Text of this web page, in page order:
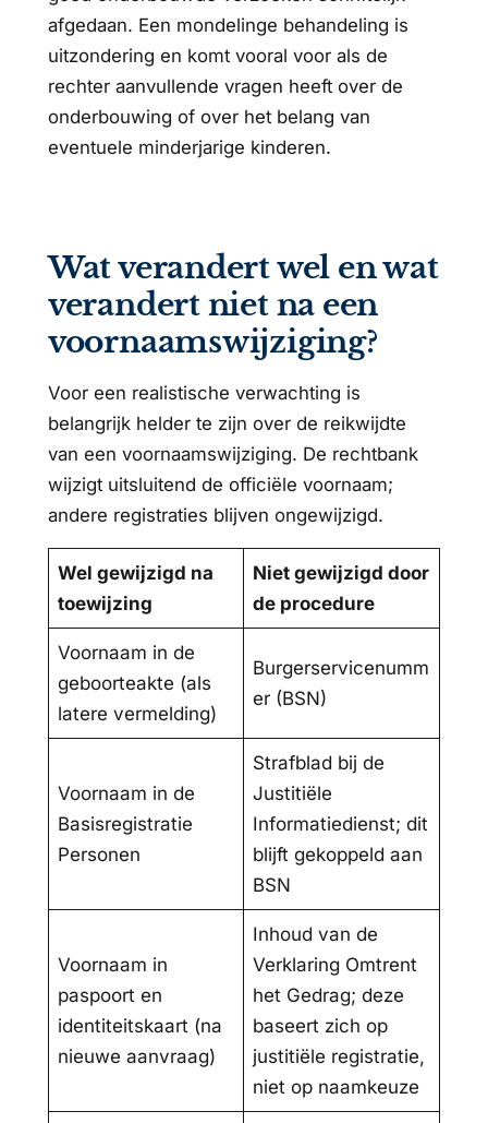
afgedaan. Een mondelinge behandeling is
uitzondering en komt vooral voor als de
rechter aanvullende vragen heeft over de
onderbouwing of over het belang van
eventuele minderjarige kinderen.
Wat verandert wel en wat
verandert niet na een
voornaamswijziging?
Voor een realistische verwachting is
belangrijk helder te zijn over de reikwijdte
van een voornaamswijziging. De rechtbank
wijzigt uitsluitend de officiële voornaam;
andere registraties blijven ongewijzigd.
Wel gewijzigd na
toewijzing
Niet gewijzigd door
de procedure
Voornaam in de
geboorteakte (als
latere vermelding)
Burgerservicenumm
er (BSN)
Voornaam in de
Basisregistratie
Personen
Strafblad bij de
Justitiële
Informatiedienst; dit
blijft gekoppeld aan
BSN
Voornaam in
paspoort en
identiteitskaart (na
nieuwe aanvraag)
Inhoud van de
Verklaring Omtrent
het Gedrag; deze
baseert zich op
justitiële registratie,
niet op naamkeuze